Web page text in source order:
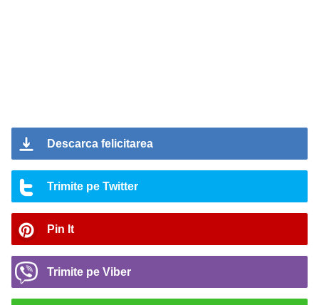
Descarca felicitarea
Trimite pe Twitter
Pin It
Trimite pe Viber